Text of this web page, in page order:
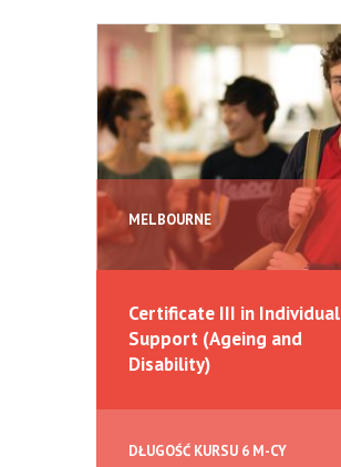
MELBOURNE
Certificate III in Individual
Support (Ageing and
Disability)
DŁUGOŚĆ KURSU 6 M-CY